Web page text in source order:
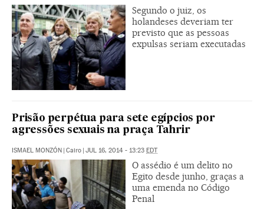
Segundo o juiz, os
holandeses deveriam ter
previsto que as pessoas
expulsas seriam executadas
Prisão perpétua para sete egípcios por
agressões sexuais na praça Tahrir
ISMAEL MONZÓN | Cairo | JUL 16, 2014 - 13:23 EDT
O assédio é um delito no
Egito desde junho, graças a
uma emenda no Código
Penal